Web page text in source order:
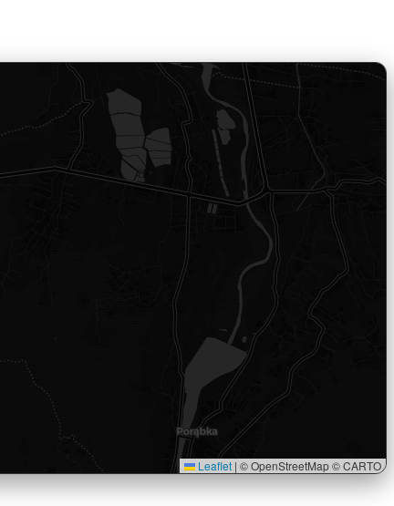
Leaflet | © OpenStreetMap © CARTO